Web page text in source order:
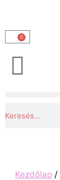
0
Kezdőlap /